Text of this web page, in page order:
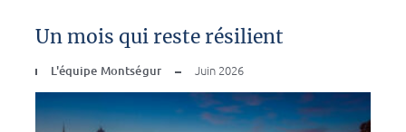
Un mois qui reste résilient
L'équipe Montségur Juin 2026